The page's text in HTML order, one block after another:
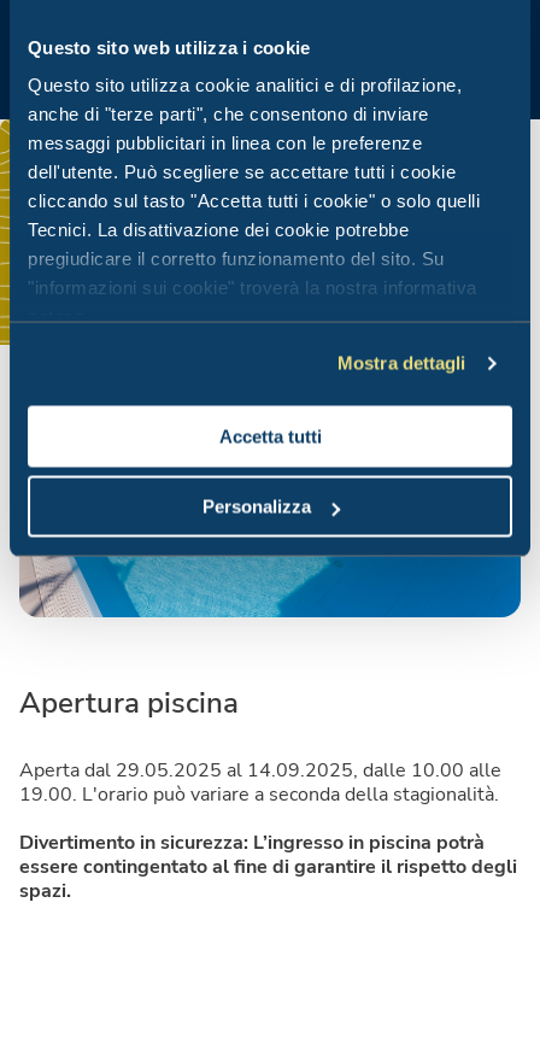
Questo sito web utilizza i cookie
Questo sito utilizza cookie analitici e di profilazione,
anche di "terze parti", che consentono di inviare
messaggi pubblicitari in linea con le preferenze
dell'utente. Può scegliere se accettare tutti i cookie
cliccando sul tasto "Accetta tutti i cookie" o solo quelli
Tecnici. La disattivazione dei cookie potrebbe
pregiudicare il corretto funzionamento del sito. Su
"informazioni sui cookie" troverà la nostra informativa
estesa.
Mostra dettagli
Accetta tutti
Personalizza
Apertura piscina
Aperta dal 29.05.2025 al 14.09.2025, dalle 10.00 alle
19.00. L'orario può variare a seconda della stagionalità.
Divertimento in sicurezza: L’ingresso in piscina potrà
essere contingentato al fine di garantire il rispetto degli
spazi.